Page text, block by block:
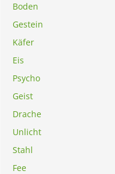
Boden
Gestein
Käfer
Eis
Psycho
Geist
Drache
Unlicht
Stahl
Fee